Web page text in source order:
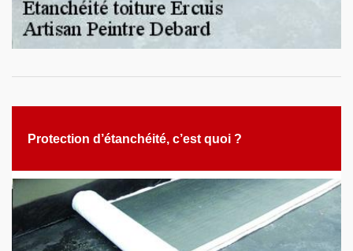
Protection d’étanchéité, c’est quoi ?